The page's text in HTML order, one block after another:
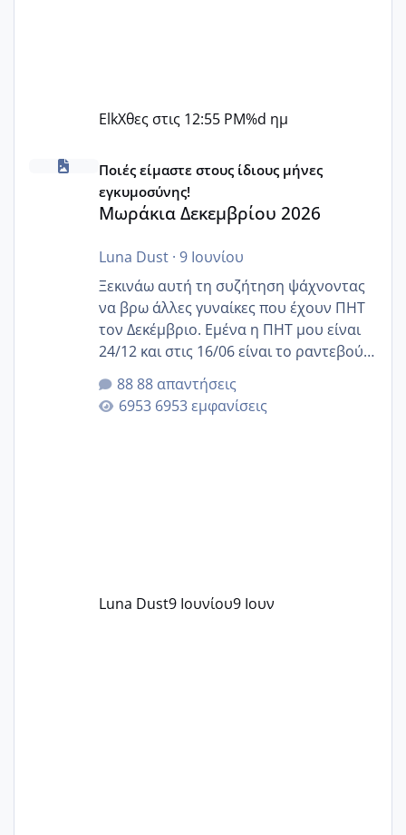
ElkΧθες στις 12:55 PM%d ημ
Μωράκια Δεκεμβρίου 2026
Ποιές είμαστε στους ίδιους μήνες
εγκυμοσύνης!
Μωράκια Δεκεμβρίου 2026
Luna Dust· 9 Ιουνίου
Ξεκινάω αυτή τη συζήτηση ψάχνοντας
να βρω άλλες γυναίκες που έχουν ΠΗΤ
τον Δεκέμβριο. Εμένα η ΠΗΤ μου είναι
24/12 και στις 16/06 είναι το ραντεβού
της αυχενικής διαφάνειας. Έχω αρκετό
άγχος και οι μέρες δεν φαίνεται να
περνάνε με τίποτα.
88 απαντήσεις
6953 εμφανίσεις
Luna Dust9 Ιουνίου9 Ιουν